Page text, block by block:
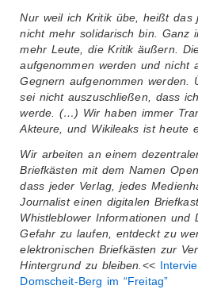
Nur weil ich Kritik übe, heißt
nicht mehr solidarisch bin. Ganz
mehr Leute, die Kritik äußern.
aufgenommen werden und nicht
Gegnern aufgenommen werden.
sei nicht auszuschließen, dass
werde. (…) Wir haben immer
Akteure, und Wikileaks ist heute
Wir arbeiten an einem
Briefkästen mit dem Namen
dass jeder Verlag, jedes
Journalist einen digitalen
Whistleblower Informationen und
Gefahr zu laufen, entdeckt zu
elektronischen Briefkästen zur
Hintergrund zu bleiben. <<
Domscheit-Berg im “Freitag”